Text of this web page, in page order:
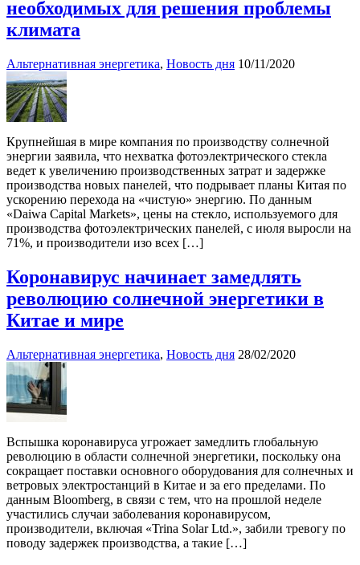
необходимых для решения проблемы
климата
Альтернативная энергетика, Новость дня 10/11/2020
Крупнейшая в мире компания по производству солнечной
энергии заявила, что нехватка фотоэлектрического стекла
ведет к увеличению производственных затрат и задержке
производства новых панелей, что подрывает планы Китая по
ускорению перехода на «чистую» энергию. По данным
«Daiwa Capital Markets», цены на стекло, используемого для
производства фотоэлектрических панелей, с июля выросли на
71%, и производители изо всех […]
Коронавирус начинает замедлять
революцию солнечной энергетики в
Китае и мире
Альтернативная энергетика, Новость дня 28/02/2020
Вспышка коронавируса угрожает замедлить глобальную
революцию в области солнечной энергетики, поскольку она
сокращает поставки основного оборудования для солнечных и
ветровых электростанций в Китае и за его пределами. По
данным Bloomberg, в связи с тем, что на прошлой неделе
участились случаи заболевания коронавирусом,
производители, включая «Trina Solar Ltd.», забили тревогу по
поводу задержек производства, а такие […]